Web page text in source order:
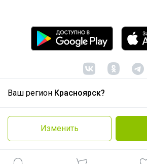
Ваш регион Красноярск?
Изменить
© ООО "Лявита", ОГРН
Политика
Cоглашение